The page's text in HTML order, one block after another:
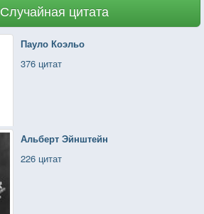
Случайная цитата
Пауло Коэльо
376 цитат
Альберт Эйнштейн
226 цитат